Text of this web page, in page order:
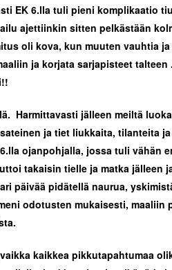
EK 6.lla tuli pieni komplikaatio
ajettiinkin sitten pelkästään
oli kova, kun muuten vauhtia
ja korjata sarjapisteet talteen
Harmittavasti jälleen meiltä
ja tiet liukkaita, tilanteita ja
ojanpohjalla, jossa tuli vähän
takaisin tielle ja matka jälleen
päivää pidätellä naurua,
odotusten mukaisesti, maaliin
kaikkea pikkutapahtumaa